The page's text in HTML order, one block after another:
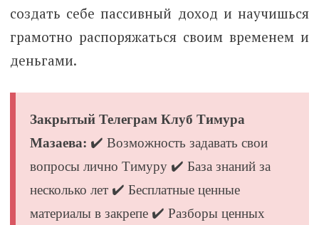
создать себе пассивный доход и научишься
грамотно распоряжаться своим временем и
деньгами.
Закрытый Телеграм Клуб Тимура
Мазаева: ✔️ Возможность задавать свои
вопросы лично Тимуру ✔️ База знаний за
несколько лет ✔️ Бесплатные ценные
материалы в закрепе ✔️ Разборы ценных